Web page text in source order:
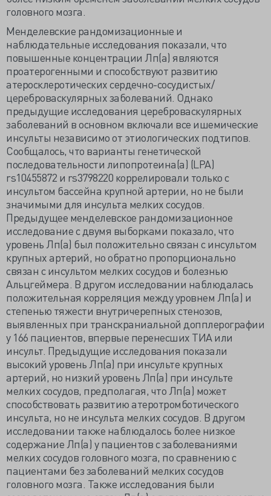
головного мозга.
Менделевские рандомизационные и
наблюдательные исследования показали, что
повышенные концентрации Лп(а) являются
проатерогенными и способствуют развитию
атеросклеротических сердечно-сосудистых/
цереброваскулярных заболеваний. Однако
предыдущие исследования цереброваскулярных
заболеваний в основном включали все ишемические
инсульты независимо от этиологических подтипов.
Сообщалось, что варианты генетической
последовательности липопротеина(а) (LPA)
rs10455872 и rs3798220 коррелировали только с
инсультом бассейна крупной артерии, но не были
значимыми для инсульта мелких сосудов.
Предыдущее менделевское рандомизационное
исследование с двумя выборками показало, что
уровень Лп(а) был положительно связан с инсультом
крупных артерий, но обратно пропорционально
связан с инсультом мелких сосудов и болезнью
Альцгеймера. В другом исследовании наблюдалась
положительная корреляция между уровнем Лп(а) и
степенью тяжести внутричерепных стенозов,
выявленных при транскраниальной допплерографии
у 166 пациентов, впервые перенесших ТИА или
инсульт. Предыдущие исследования показали
высокий уровень Лп(а) при инсульте крупных
артерий, но низкий уровень Лп(а) при инсульте
мелких сосудов, предполагая, что Лп(а) может
способствовать развитию атеротромботического
инсульта, но не инсульта мелких сосудов. В другом
исследовании также наблюдалось более низкое
содержание Лп(а) у пациентов с заболеваниями
мелких сосудов головного мозга, по сравнению с
пациентами без заболеваний мелких сосудов
головного мозга. Также исследования были